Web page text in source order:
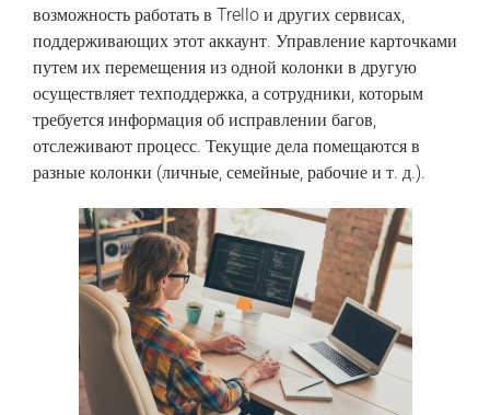
возможность работать в Trello и других сервисах,
поддерживающих этот аккаунт. Управление карточками
путем их перемещения из одной колонки в другую
осуществляет техподдержка, а сотрудники, которым
требуется информация об исправлении багов,
отслеживают процесс. Текущие дела помещаются в
разные колонки (личные, семейные, рабочие и т. д.).